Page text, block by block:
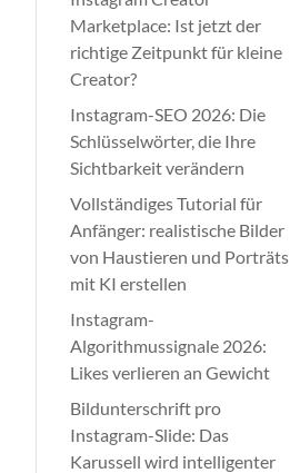
Marketplace: Ist jetzt der
richtige Zeitpunkt für kleine
Creator?
Instagram-SEO 2026: Die
Schlüsselwörter, die Ihre
Sichtbarkeit verändern
Vollständiges Tutorial für
Anfänger: realistische Bilder
von Haustieren und Porträts
mit KI erstellen
Instagram-
Algorithmussignale 2026:
Likes verlieren an Gewicht
Bildunterschrift pro
Instagram-Slide: Das
Karussell wird intelligenter